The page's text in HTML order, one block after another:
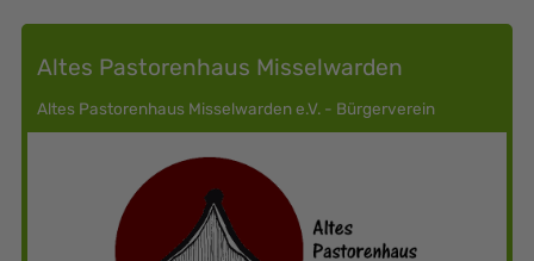
Altes Pastorenhaus Misselwarden
Altes Pastorenhaus Misselwarden e.V. - Bürgerverein